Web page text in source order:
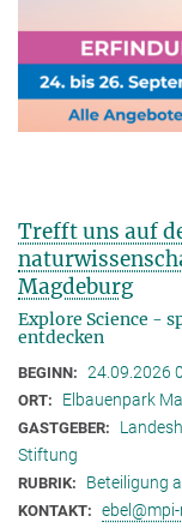
Trefft uns auf
Magdeburg
Explore Science -
entdecken
BEGINN: 24.09.2026
ORT: Elbauenpark
GASTGEBER:
Stiftung
RUBRIK: Beteiligung
KONTAKT: